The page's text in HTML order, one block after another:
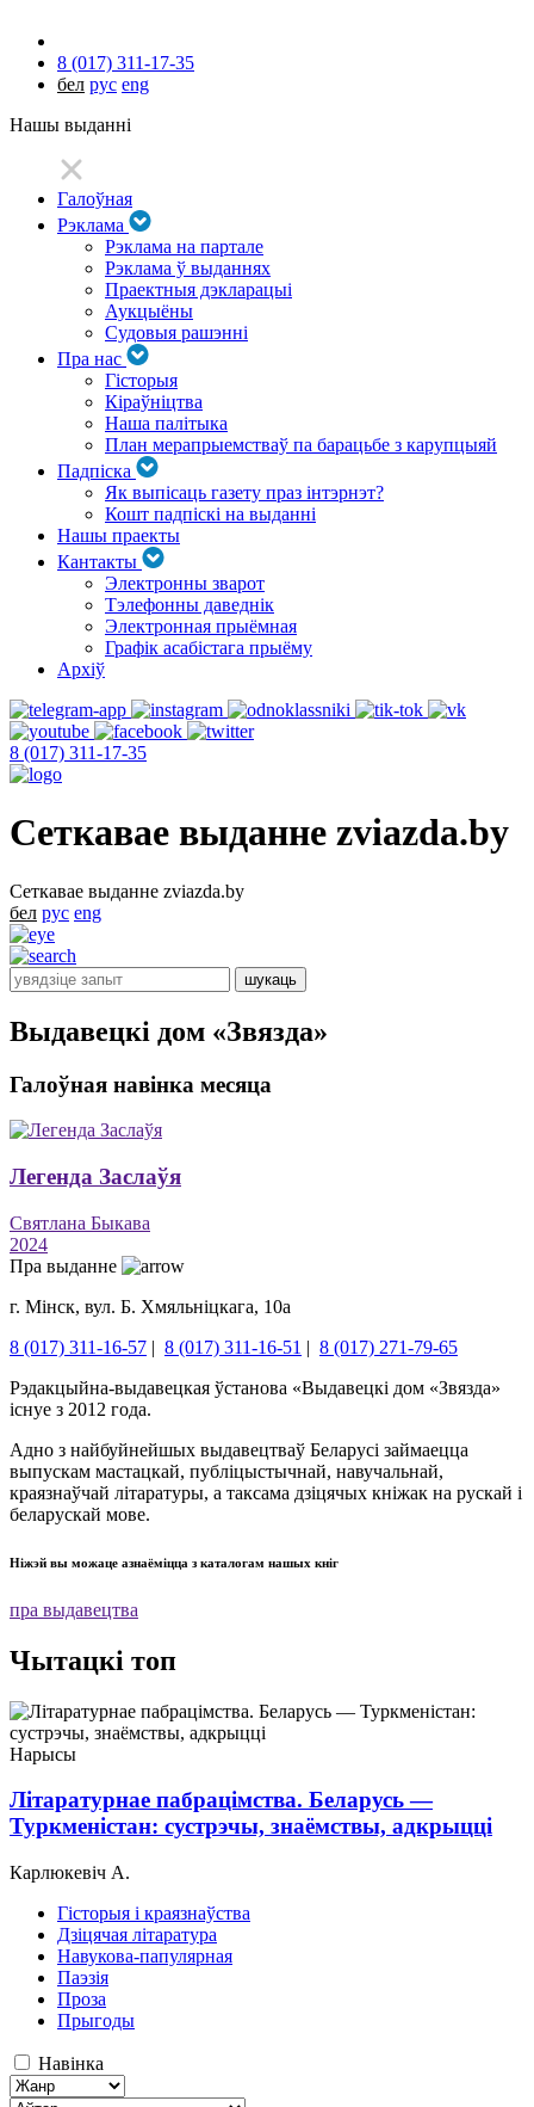
8 (017) 311-17-35
бел рус eng
Нашы выданні
Галоўная
Рэклама
Рэклама на партале
Рэклама ў выданнях
Праектныя дэкларацыі
Аукцыёны
Судовыя рашэнні
Пра нас
Гісторыя
Кіраўніцтва
Наша палітыка
План мерапрыемстваў па барацьбе з карупцыяй
Падпіска
Як выпісаць газету праз інтэрнэт?
Кошт падпіскі на выданні
Нашы праекты
Кантакты
Электронны зварот
Тэлефонны даведнік
Электронная прыёмная
Графік асабістага прыёму
Архіў
8 (017) 311-17-35
Сеткавае выданне zviazda.by
Сеткавае выданне zviazda.by
бел рус eng
Выдавецкі дом «Звязда»
Галоўная навінка месяца
Легенда Заслаўя
Святлана Быкава
2024
Пра выданне
г. Мінск, вул. Б. Хмяльніцкага, 10а
8 (017) 311-16-57 | 8 (017) 311-16-51 | 8 (017) 271-79-65
Рэдакцыйна-выдавецкая ўстанова «Выдавецкі дом «Звязда»
існуе з 2012 года.
Адно з найбуйнейшых выдавецтваў Беларусі займаецца
выпускам мастацкай, публіцыстычнай, навучальнай,
краязнаўчай літаратуры, а таксама дзіцячых кніжак на рускай і
беларускай мове.
Ніжэй вы можаце азнаёміцца ​​з каталогам нашых кніг
пра выдавецтва
Чытацкі топ
Нарысы
Літаратурнае пабрацімства. Беларусь —
Туркменістан: сустрэчы, знаёмствы, адкрыцці
Карлюкевіч А.
Гісторыя і краязнаўства
Дзіцячая літаратура
Навукова-папулярная
Паэзія
Проза
Прыгоды
Навінка